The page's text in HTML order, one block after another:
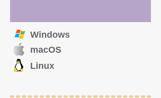
Windows
macOS
Linux